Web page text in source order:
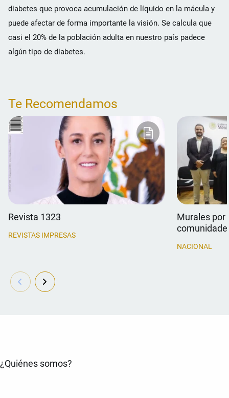
diabetes que provoca acumulación de líquido en la mácula y
puede afectar de forma importante la visión. Se calcula que
casi el 20% de la población adulta en nuestro país padece
algún tipo de diabetes.
Te Recomendamos
Revista 1323
REVISTAS IMPRESAS
Murales por
NACIONAL
¿Quiénes somos?